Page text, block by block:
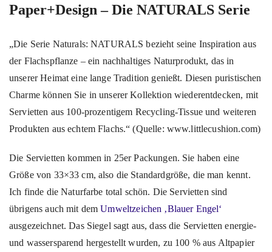
Paper+Design – Die NATURALS Serie
„Die Serie Naturals: NATURALS bezieht seine Inspiration aus
der Flachspflanze – ein nachhaltiges Naturprodukt, das in
unserer Heimat eine lange Tradition genießt. Diesen puristischen
Charme können Sie in unserer Kollektion wiederentdecken, mit
Servietten aus 100-prozentigem Recycling-Tissue und weiteren
Produkten aus echtem Flachs.“ (Quelle: www.littlecushion.com)
Die Servietten kommen in 25er Packungen. Sie haben eine
Größe von 33×33 cm, also die Standardgröße, die man kennt.
Ich finde die Naturfarbe total schön. Die Servietten sind
übrigens auch mit demUmweltzeichen ‚Blauer Engel‘
ausgezeichnet. Das Siegel sagt aus, dass die Servietten energie-
und wassersparend hergestellt wurden, zu 100 % aus Altpapier